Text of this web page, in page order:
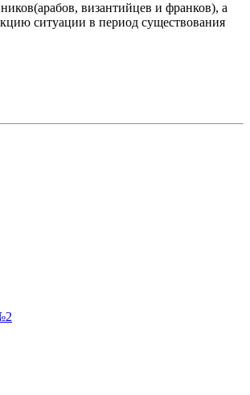
византийцев и франков), а
ситуации в период существования